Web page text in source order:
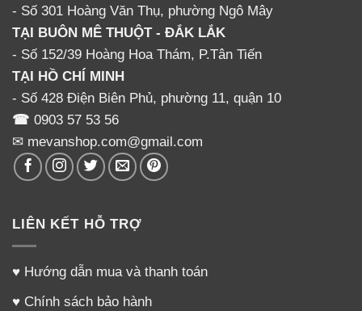
- Số 301 Hoàng Văn Thụ, phường Ngô Mây
TẠI BUÔN MÊ THUỘT - ĐẮK LẮK
- Số 152/39 Hoàng Hoa Thám, P.Tân Tiến
TẠI HỒ CHÍ MINH
- Số 428 Điện Biên Phủ, phường 11, quận 10
☎ 0903 57 53 56
✉ mevanshop.com@gmail.com
LIÊN KẾT HỖ TRỢ
♥ Hướng dẫn mua và thanh toán
♥ Chính sách bảo hành